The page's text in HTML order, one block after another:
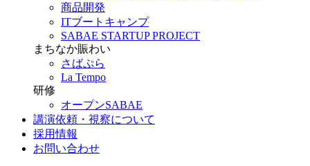
商品開発
ITブートキャンプ
SABAE STARTUP PROJECT
まちなか賑わい
さばぷら
La Tempo
研修
オープンSABAE
講演依頼・視察について
採用情報
お問い合わせ